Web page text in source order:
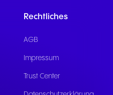
Rechtliches
AGB
Impressum
Trust Center